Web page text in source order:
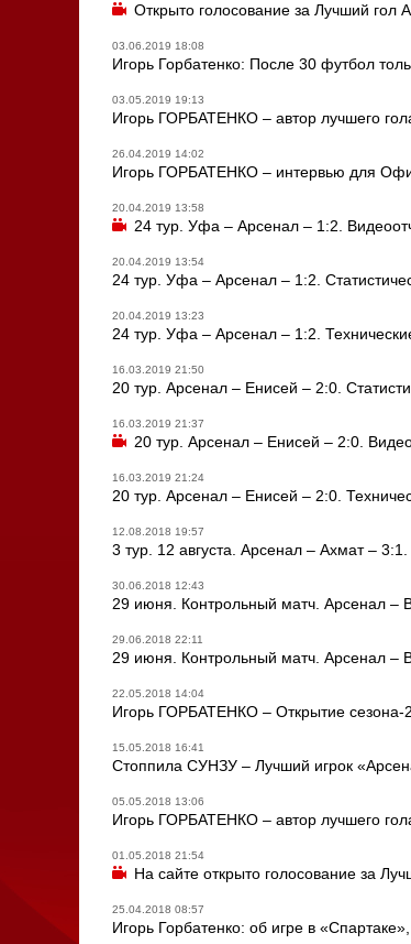
Открыто голосование за Лучший гол
03.06.2019 18:08
Игорь Горбатенко: После 30 футбол
03.05.2019 19:13
Игорь ГОРБАТЕНКО – автор лучшего
26.04.2019 14:02
Игорь ГОРБАТЕНКО – интервью для
20.04.2019 13:58
24 тур. Уфа – Арсенал – 1:2.
20.04.2019 13:54
24 тур. Уфа – Арсенал – 1:2.
20.04.2019 13:23
24 тур. Уфа – Арсенал – 1:2.
16.03.2019 21:50
20 тур. Арсенал – Енисей – 2:0.
16.03.2019 21:37
20 тур. Арсенал – Енисей – 2:0.
16.03.2019 21:24
20 тур. Арсенал – Енисей – 2:0.
12.08.2018 19:57
3 тур. 12 августа. Арсенал – Ахмат –
30.06.2018 12:43
29 июня. Контрольный матч. Арсенал –
29.06.2018 22:11
29 июня. Контрольный матч. Арсенал –
22.05.2018 14:04
Игорь ГОРБАТЕНКО – Открытие сезона-
15.05.2018 16:41
Стоппила СУНЗУ – Лучший игрок
05.05.2018 13:06
Игорь ГОРБАТЕНКО – автор лучшего
01.05.2018 21:54
На сайте открыто голосование за
25.04.2018 08:57
Игорь Горбатенко: об игре в